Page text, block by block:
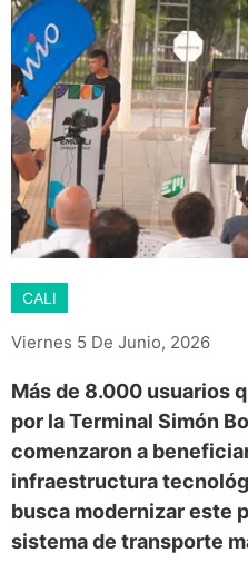
CALI
Viernes 5 De Junio, 2026
Más de 8.000 usuarios
por la Terminal Simón
comenzaron a
infraestructura
busca modernizar este
sistema de transporte